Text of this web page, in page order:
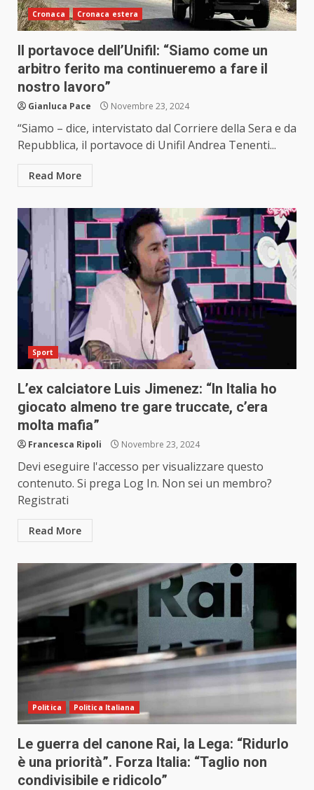
Cronaca Cronaca estera
Il portavoce dell’Unifil: “Siamo come un
arbitro ferito ma continueremo a fare il
nostro lavoro”
Gianluca Pace Novembre 23, 2024
“Siamo – dice, intervistato dal Corriere della Sera e da
Repubblica, il portavoce di Unifil Andrea Tenenti...
Read More
Sport
L’ex calciatore Luis Jimenez: “In Italia ho
giocato almeno tre gare truccate, c’era
molta mafia”
Francesca Ripoli Novembre 23, 2024
Devi eseguire l'accesso per visualizzare questo
contenuto. Si prega Log In. Non sei un membro?
Registrati
Read More
Politica Politica Italiana
Le guerra del canone Rai, la Lega: “Ridurlo
è una priorità”. Forza Italia: “Taglio non
condivisibile e ridicolo”